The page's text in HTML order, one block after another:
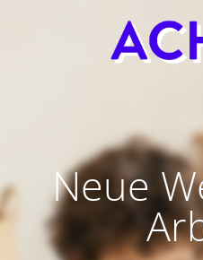
Neue